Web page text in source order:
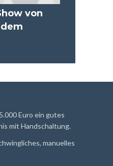
von
Euro ein gutes
mit Handschaltung.
manuelles